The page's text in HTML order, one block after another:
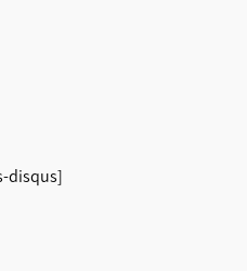
[js-disqus]